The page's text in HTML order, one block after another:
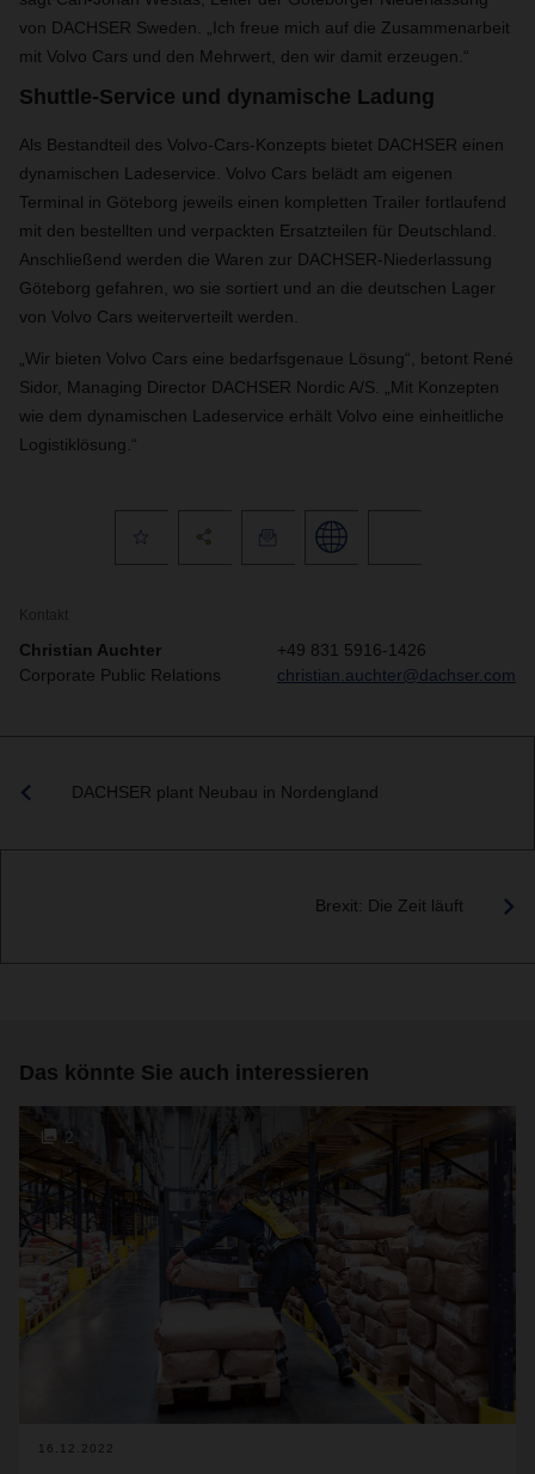
von DACHSER Sweden. „Ich freue mich auf die Zusammenarbeit
mit Volvo Cars und den Mehrwert, den wir damit erzeugen.“
Shuttle-Service und dynamische Ladung
Als Bestandteil des Volvo-Cars-Konzepts bietet DACHSER einen
dynamischen Ladeservice. Volvo Cars belädt am eigenen
Terminal in Göteborg jeweils einen kompletten Trailer fortlaufend
mit den bestellten und verpackten Ersatzteilen für Deutschland.
Anschließend werden die Waren zur DACHSER-Niederlassung
Göteborg gefahren, wo sie sortiert und an die deutschen Lager
von Volvo Cars weiterverteilt werden.
„Wir bieten Volvo Cars eine bedarfsgenaue Lösung“, betont René
Sidor, Managing Director DACHSER Nordic A/S. „Mit Konzepten
wie dem dynamischen Ladeservice erhält Volvo eine einheitliche
Logistiklösung.“
Kontakt
Christian Auchter
Corporate Public Relations
+49 831 5916-1426
christian.auchter@dachser.com
DACHSER plant Neubau in Nordengland
Brexit: Die Zeit läuft
Das könnte Sie auch interessieren
2
16.12.2022